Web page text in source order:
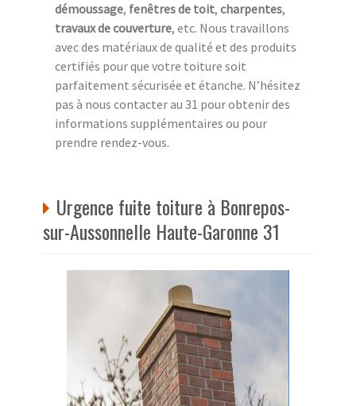
démoussage, fenêtres de toit, charpentes,
travaux de couverture, etc. Nous travaillons
avec des matériaux de qualité et des produits
certifiés pour que votre toiture soit
parfaitement sécurisée et étanche. N’hésitez
pas à nous contacter au 31 pour obtenir des
informations supplémentaires ou pour
prendre rendez-vous.
Urgence fuite toiture à Bonrepos-
sur-Aussonnelle Haute-Garonne 31